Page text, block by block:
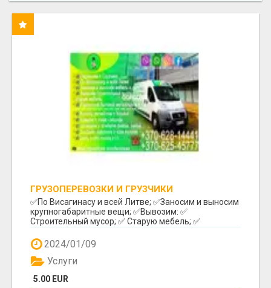
ГРУЗОПЕРЕВОЗКИ И ГРУЗЧИКИ
✅️По Висагинасу и всей Литве; ✅️Заносим и выносим
крупногабаритные вещи; ✅️Вывозим: ✅️
Строительный мусор; ✅️ Старую мебель; ✅️
2024/01/09
5.00 EUR
Услуги